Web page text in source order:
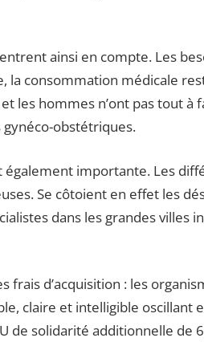
ainsi en compte. Les
la consommation médicale
les hommes n’ont pas tout
obstétriques.
également importante. Les
Se côtoient en effet les
dans les grandes villes
frais d’acquisition : les
claire et intelligible oscillant
de solidarité additionnelle de